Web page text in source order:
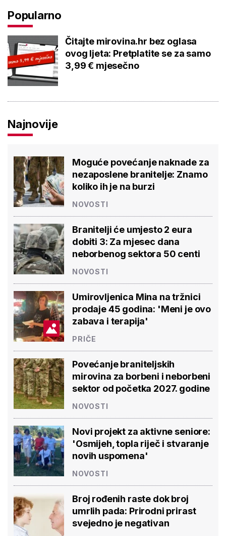
Popularno
Čitajte mirovina.hr bez oglasa
ovog ljeta: Pretplatite se za samo
3,99 € mjesečno
Najnovije
Moguće povećanje naknade za
nezaposlene branitelje: Znamo
koliko ih je na burzi
NOVOSTI
Branitelji će umjesto 2 eura
dobiti 3: Za mjesec dana
neborbenog sektora 50 centi
NOVOSTI
Umirovljenica Mina na tržnici
prodaje 45 godina: 'Meni je ovo
zabava i terapija'
PRIČE
Povećanje braniteljskih
mirovina za borbeni i neborbeni
sektor od početka 2027. godine
NOVOSTI
Novi projekt za aktivne seniore:
'Osmijeh, topla riječ i stvaranje
novih uspomena'
NOVOSTI
Broj rođenih raste dok broj
umrlih pada: Prirodni prirast
svejedno je negativan